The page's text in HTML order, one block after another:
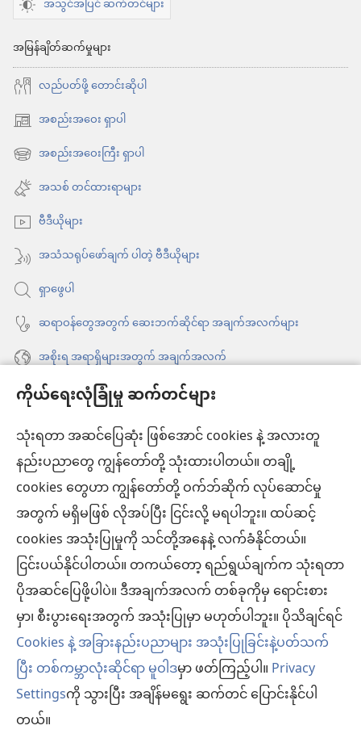
ကိုယ်ရေးလုံခြုံမှု ဆက်တင်များ
သုံးရတာ အဆင်ပြေဆုံး ဖြစ်အောင် cookies နဲ့ အလားတူ
နည်းပညာတွေ ကျွန်တော်တို့ သုံးထားပါတယ်။ တချို့
cookies တွေဟာ ကျွန်တော်တို့ ဝက်ဘ်ဆိုက် လုပ်ဆောင်မှု
အတွက် မရှိမဖြစ် လိုအပ်ပြီး ငြင်းလို့ မရပါဘူး။ ထပ်ဆင့်
cookies အသုံးပြုမှုကို သင်တို့အနေနဲ့ လက်ခံနိုင်တယ်။
ငြင်းပယ်နိုင်ပါတယ်။ တကယ်တော့ ရည်ရွယ်ချက်က သုံးရတာ
ပိုအဆင်ပြေဖို့ပါပဲ။ ဒီအချက်အလက် တစ်ခုကိုမှ ရောင်းစား
မှာ၊ စီးပွားရေးအတွက် အသုံးပြုမှာ မဟုတ်ပါဘူး။ ပိုသိချင်ရင်
Cookies နဲ့ အခြားနည်းပညာများ အသုံးပြုခြင်းနဲ့ပတ်သက်
ပြီး တစ်ကမ္ဘာလုံးဆိုင်ရာ မူဝါဒမှာ ဖတ်ကြည့်ပါ။Privacy
Settingsကို သွားပြီး အချိန်မရွေး ဆက်တင် ပြောင်းနိုင်ပါ
တယ်။
ရွှင်
အသွင်အပြင် ဆက်တင်များ
အမြန်ချိတ်ဆက်မှုများ
လည်ပတ်ဖို့ တောင်းဆိုပါ
အစည်းအဝေး ရှာပါ
(window
အသစ်
င့်
နေ
ပါ
တယ်)
အစည်းအဝေးကြီး ရှာပါ
(window
အသစ်
င့်
နေ
ပါ
တယ်)
အသစ် တင်ထားရာများ
ဗီဒီယိုများ
အသံသရုပ်ဖော်ချက် ပါတဲ့ ဗီဒီယိုများ
ရှာဖွေပါ
ဆရာဝန်တွေအတွက် ဆေးဘက်ဆိုင်ရာ အချက်အလက်များ
အစိုးရ အရာရှိများအတွက် အချက်အလက်
အကူအညီ
အလှူငွေ
(window
အသစ်
ဖွ
င့်
နေ
ပါ
တယ်)
ကင်းမျှော်စင် အွန်လိုင်းစာကြည့်တိုက်™
(window
အသစ်
ဖွ
င့်
နေ
ပါ
တယ်)
JW Hub®
(window
အသစ်
ဖွ
င့်
နေ
ပါ
တယ်)
JW Library®
ကင်းမျှော်စင် စာကြည့်တိုက်
Copyright© 2026 Watch Tower Bible and Tract Society of Pennsylvania.
လိုက်နာရန် စည်းကမ်းများ